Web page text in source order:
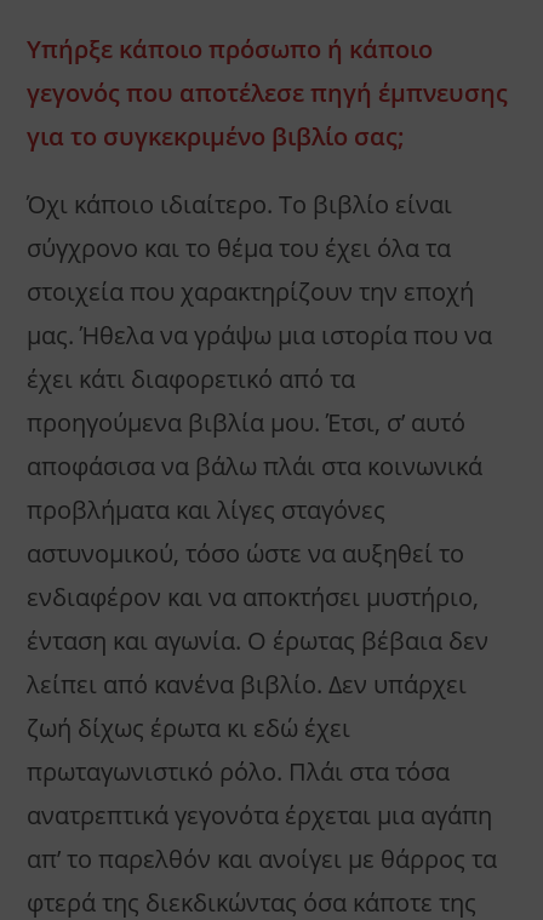
Υπήρξε κάποιο πρόσωπο ή κάποιο
γεγονός που αποτέλεσε πηγή έμπνευσης
για το συγκεκριμένο βιβλίο σας;
Όχι κάποιο ιδιαίτερο. Το βιβλίο είναι
σύγχρονο και το θέμα του έχει όλα τα
στοιχεία που χαρακτηρίζουν την εποχή
μας. Ήθελα να γράψω μια ιστορία που να
έχει κάτι διαφορετικό από τα
προηγούμενα βιβλία μου. Έτσι, σ’ αυτό
αποφάσισα να βάλω πλάι στα κοινωνικά
προβλήματα και λίγες σταγόνες
αστυνομικού, τόσο ώστε να αυξηθεί το
ενδιαφέρον και να αποκτήσει μυστήριο,
ένταση και αγωνία. Ο έρωτας βέβαια δεν
λείπει από κανένα βιβλίο. Δεν υπάρχει
ζωή δίχως έρωτα κι εδώ έχει
πρωταγωνιστικό ρόλο. Πλάι στα τόσα
ανατρεπτικά γεγονότα έρχεται μια αγάπη
απ’ το παρελθόν και ανοίγει με θάρρος τα
φτερά της διεκδικώντας όσα κάποτε της